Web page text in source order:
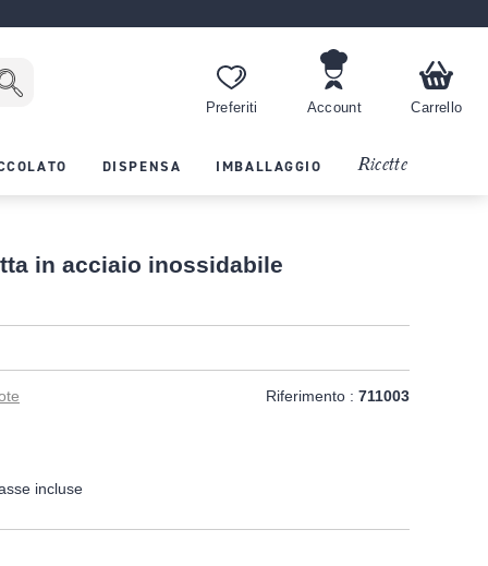
Preferiti Account Carrello
DISPENSA IMBALLAGGIO Ricette
in acciaio inossidabile
Riferimento : 711003
incluse